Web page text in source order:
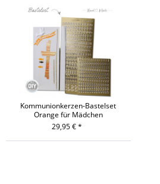
Kommunionkerzen-Bastelset
Orange für Mädchen
29,95 € *